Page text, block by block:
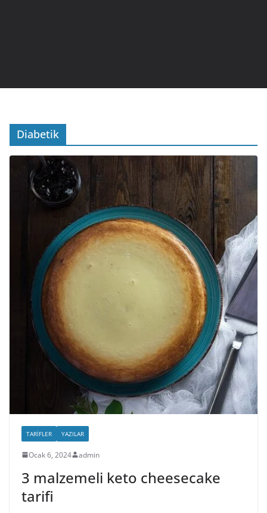
Diabetik
TARIFLER YAZILAR
Ocak 6, 2024 admin
3 malzemeli keto cheesecake
tarifi